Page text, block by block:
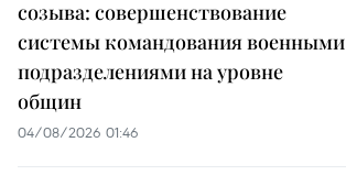
созыва: совершенствование
системы командования военными
подразделениями на уровне
общин
04/08/2026 01:46